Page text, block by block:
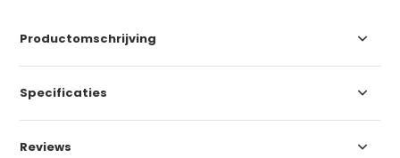
Productomschrijving
Specificaties
Reviews